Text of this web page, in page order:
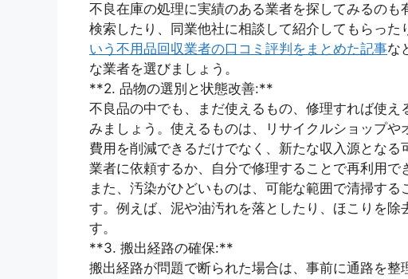
不良在庫の処理に実績のある業者を探してみるの
検索したり、同業他社に相談して紹介してもらった
いう不用品回収業者の口コミ評判をまとめた記事な
な業者を選びましょう。
**2. 品物の選別と状態改善:**
不良品の中でも、まだ使えるもの、修理すれば使
みましょう。使えるものは、リサイクルショップ
費用を削減できるだけでなく、新たな収入源とな
業者に依頼するか、自分で修理することで再利用で
また、汚染がひどいものは、可能な範囲で清掃す
す。例えば、泥や油汚れを落としたり、ほこりを
す。
**3. 搬出経路の確保:**
搬出経路が問題で断られた場合は、事前に通路を